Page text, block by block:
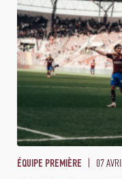
ÉQUIPE PREMIÈRE 07